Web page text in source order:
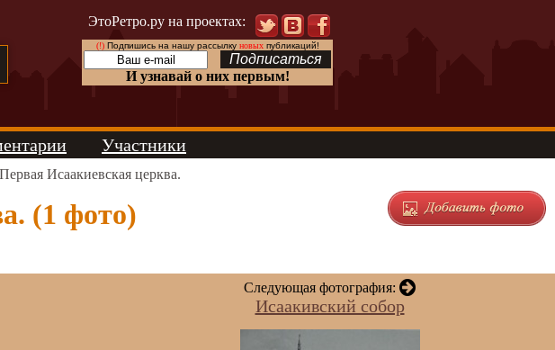
ЭтоРетро.ру на проектах:
(!)Подпишись на нашу рассылку новыхпубликаций!
И узнавай о них первым!
Участники
Исаакиевская церква.
(1 фото)
Следующая фотография:
Исаакивский собор